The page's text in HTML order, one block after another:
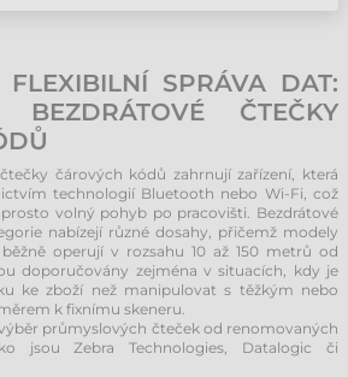
SPRÁVA DAT:
BEZDRÁTOVÉ ČTEČKY
čárových kódů zahrnují zařízení, která
technologií Bluetooth nebo Wi-Fi, což
volný pohyb po pracovišti. Bezdrátové
nabízejí různé dosahy, přičemž modely
operují v rozsahu 10 až 150 metrů od
doporučovány zejména v situacích, kdy je
ke zboží než manipulovat s těžkým nebo
k fixnímu skeneru.
průmyslových čteček od renomovaných
jsou Zebra Technologies, Datalogic či